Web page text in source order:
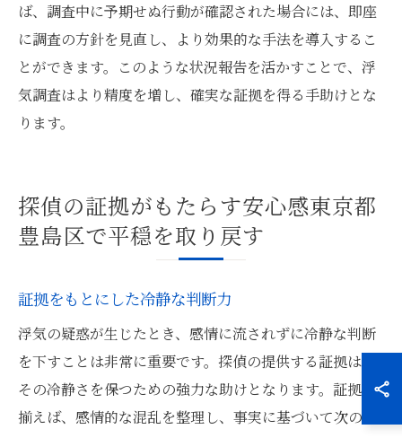
ば、調査中に予期せぬ行動が確認された場合には、即座
に調査の方針を見直し、より効果的な手法を導入するこ
とができます。このような状況報告を活かすことで、浮
気調査はより精度を増し、確実な証拠を得る手助けとな
ります。
探偵の証拠がもたらす安心感東京都
豊島区で平穏を取り戻す
証拠をもとにした冷静な判断力
浮気の疑惑が生じたとき、感情に流されずに冷静な判断
を下すことは非常に重要です。探偵の提供する証拠は、
その冷静さを保つための強力な助けとなります。証拠が
揃えば、感情的な混乱を整理し、事実に基づいて次のス